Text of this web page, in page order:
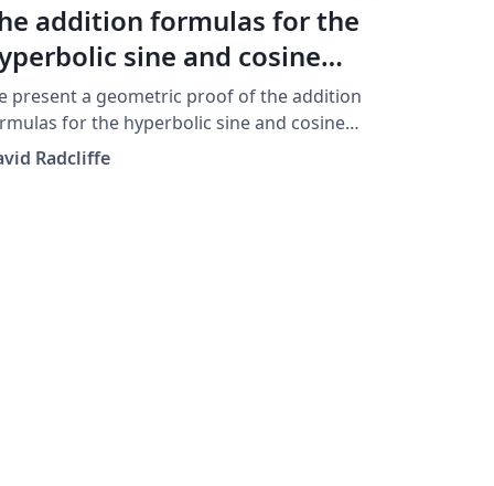
addition formulas for the
sine and cosine
via linear algebra
present a geometric proof of the addition
for the hyperbolic sine and cosine
using elementary properties of
Radcliffe